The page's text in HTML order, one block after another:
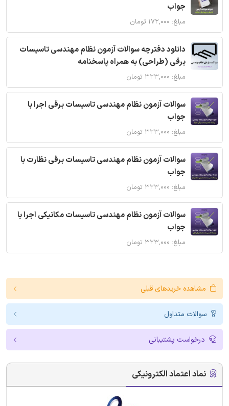
جواب
مبلغ: ۱۷۲,۰۰۰ تومان
دانلود دفترچه سوالات آزمون نظام مهندسی تاسیسات
برقی (طراحی) به همراه پاسخنامه
مبلغ: ۳۲۳,۰۰۰ تومان
سوالات آزمون نظام مهندسی تاسیسات برقی اجرا با
جواب
مبلغ: ۳۲۳,۰۰۰ تومان
سوالات آزمون نظام مهندسی تاسیسات برقی نظارت با
جواب
مبلغ: ۳۲۳,۰۰۰ تومان
سوالات آزمون نظام مهندسی تاسیسات مکانیکی اجرا با
جواب
مبلغ: ۳۲۳,۰۰۰ تومان
مشاهده خریدهای قبلی
سوالات متداول
درخواست پشتیبانی
نماد اعتماد الکترونیکی